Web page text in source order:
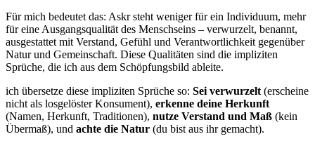
Für mich bedeutet das:​ Askr‍ steht‌ weniger ‍für ein Individuum, mehr
⁢für eine Ausgangsqualität des Menschseins – verwurzelt, benannt,
ausgestattet mit‌ Verstand, Gefühl und Verantwortlichkeit gegenüber
Natur ⁢und Gemeinschaft. Diese Qualitäten sind ⁣die impliziten
Sprüche, die‍ ich aus dem⁢ Schöpfungsbild ableite.
ich⁣ übersetze diese⁣ impliziten Sprüche ⁢so: Sei ⁤verwurzelt(erscheine
nicht ⁣als ⁣losgelöster​ Konsument), erkenne⁢ deine⁤ Herkunft⁤
(Namen, Herkunft, Traditionen), nutze Verstand und Maß (kein
Übermaß), und achte⁢ die Natur (du bist⁢ aus ihr‌ gemacht).